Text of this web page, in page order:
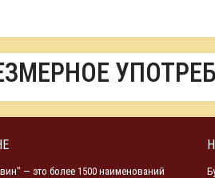
— это более 1500 наименований